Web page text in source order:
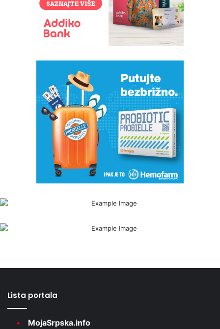
Lista portala
MojaSrpska.info